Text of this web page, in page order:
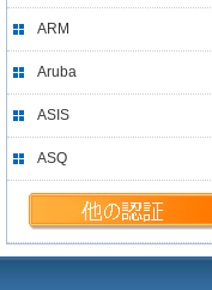
ARM
Aruba
ASIS
ASQ